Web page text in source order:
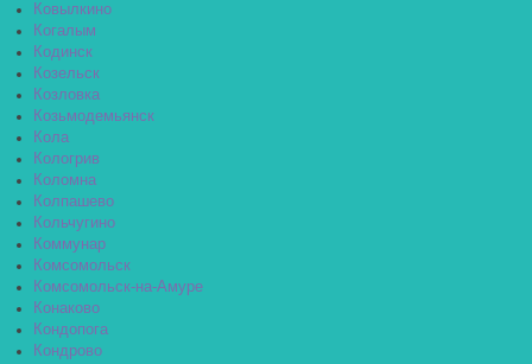
Ковылкино
Когалым
Кодинск
Козельск
Козловка
Козьмодемьянск
Кола
Кологрив
Коломна
Колпашево
Кольчугино
Коммунар
Комсомольск
Комсомольск-на-Амуре
Конаково
Кондопога
Кондрово